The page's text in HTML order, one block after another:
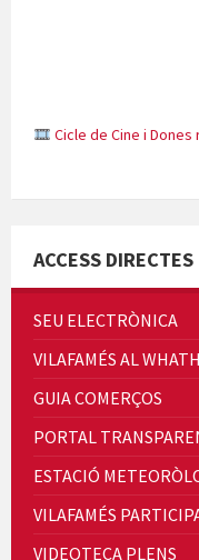
Cicle de Cine i Dones
Concerts al Museu
Presentació del llibre
ACCESS DIRECTES
SEU ELECTRÒNICA
VILAFAMÉS AL
GUIA COMERÇOS
PORTAL
ESTACIÓ
VILAFAMÉS
VIDEOTECA PLENS